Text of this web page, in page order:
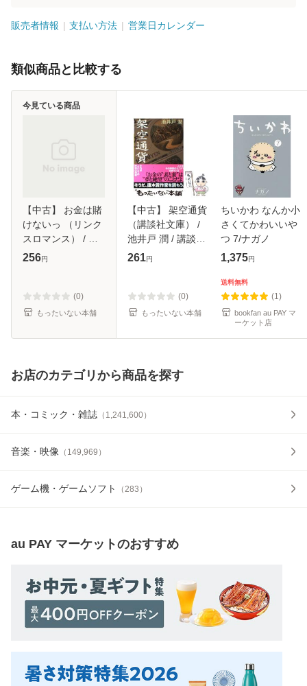
販売者情報 支払い方法 営業日カレンダー
類似商品と比較する
【中古】 お金は賭
けないっ （リンク
スロマンス） / 篠
崎 一夜 / 幻冬舎
256円
(0)
もったいない本舗
今見ている商品
【中古】 架空通貨
（講談社文庫） /
池井戸 潤 / 講談社
[文庫]【メール便送
261円
(0)
もったいない本舗
ちいかわ なんか小
さくてかわいいや
つ 7/ナガノ
1,375円
送料無料
(1)
bookfan au PAY マ
ーケット店
お店のカテゴリから商品を探す
本・コミック・雑誌 （ 1,241,600）
音楽・映像 （ 149,969 ）
ゲーム機・ゲームソフト （283 ）
au PAY マーケットのおすすめ